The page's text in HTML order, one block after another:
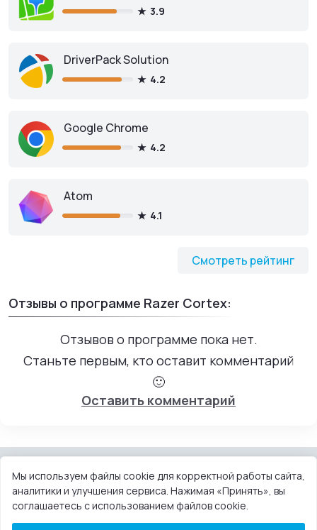
Смотреть рейтинг
3.9
DriverPack Solution
4.2
Google Chrome
4.2
Atom
4.1
Отзывы о программе Razer Cortex:
Отзывов о программе пока нет.
Станьте первым, кто оставит комментарий
🙂
Оставить комментарий
КОНТАКТЫ
ПОЛЬЗОВАТЕЛЬСКОЕ СОГЛАШЕНИЕ
ПРАВООБЛАДАТЕЛЯМ
DMCA
Мы используем файлы cookie для корректной работы сайта,
аналитики и улучшения сервиса. Нажимая «Принять», вы
соглашаетесь с использованием файлов cookie.